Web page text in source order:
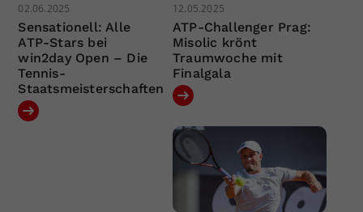
02.06.2025
Sensationell: Alle
ATP-Stars bei
win2day Open – Die
Tennis-
Staatsmeisterschaften
12.05.2025
ATP-Challenger Prag:
Misolic krönt
Traumwoche mit
Finalgala